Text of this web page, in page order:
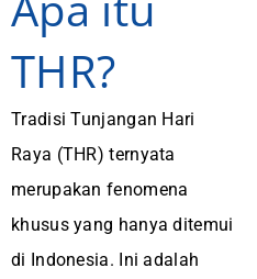
THR?
Tradisi Tunjangan Hari
Raya (THR) ternyata
merupakan fenomena
khusus yang hanya ditemui
di Indonesia. Ini adalah